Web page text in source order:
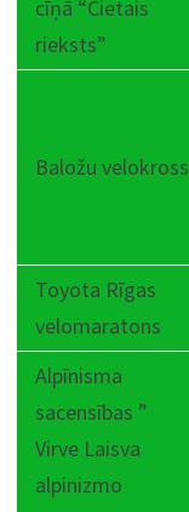
cīņā “Cietais
rieksts”
Baložu velokross
Toyota Rīgas
velomaratons
Alpīnisma
sacensības ”
Virve Laisva
alpinizmo